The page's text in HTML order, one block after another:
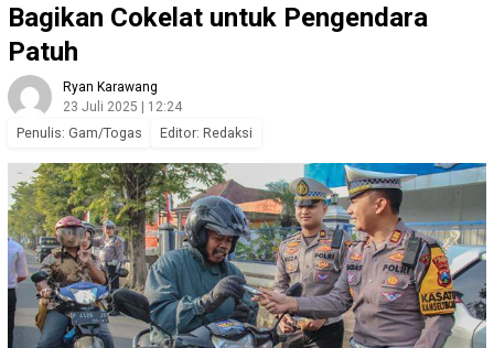
Bagikan Cokelat untuk Pengendara
Patuh
Ryan Karawang
23 Juli 2025 | 12:24
Penulis: Gam/Togas Editor: Redaksi